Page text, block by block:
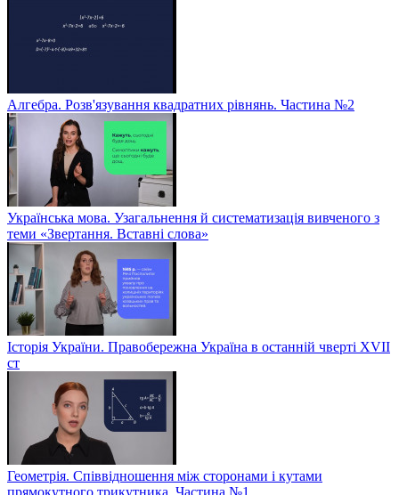
Алгебра. Розв'язування квадратних рівнянь. Частина №2
Українська мова. Узагальнення й систематизація вивченого з
теми «Звертання. Вставні слова»
Історія України. Правобережна Україна в останній чверті XVII
ст
Геометрія. Співвідношення між сторонами і кутами
прямокутного трикутника. Частина №1